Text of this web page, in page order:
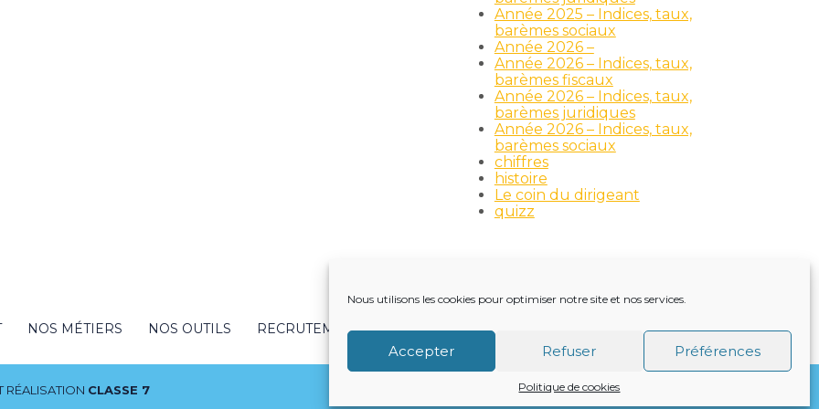
Nous utilisons les cookies pour optimiser notre site et nos services.
Accepter Refuser Préférences
Politique de cookies
Année 2025 – Indices, taux,
barèmes sociaux
Année 2026 –
Année 2026 – Indices, taux,
barèmes fiscaux
Année 2026 – Indices, taux,
barèmes juridiques
Année 2026 – Indices, taux,
barèmes sociaux
chiffres
histoire
Le coin du dirigeant
quizz
NOS MÉTIERS NOS OUTILS RECRUTEMENT NOTRE ACTUALITÉ VIE DU CABINET CONTACT
RÉALISATION CLASSE 7